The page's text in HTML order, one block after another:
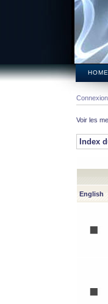
HOME
Connexion
Voir les
Index
English